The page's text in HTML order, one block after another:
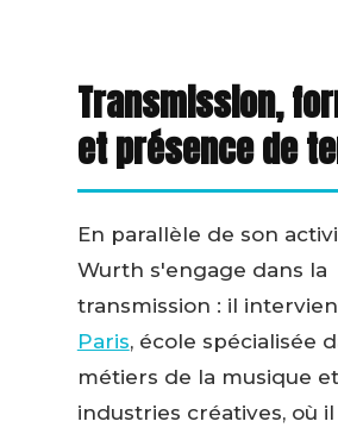
Transmission,
et présence de
En parallèle de son
Wurth s'engage dans la
transmission : il
Paris, école spécialisée
métiers de la musique
industries créatives, où